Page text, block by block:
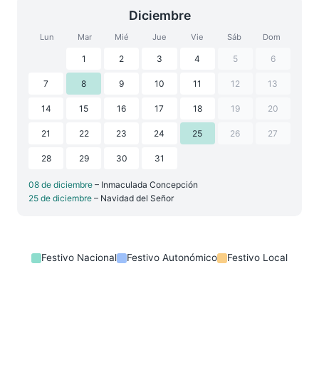
Diciembre
Lun Mar Mié Jue Vie Sáb Dom
1 2 3 4 5 6
7 8 9 10 11 12 13
14 15 16 17 18 19 20
21 22 23 24 25 26 27
28 29 30 31
08 de diciembre – Inmaculada Concepción
25 de diciembre – Navidad del Señor
Festivo Nacional Festivo Autonómico Festivo Local